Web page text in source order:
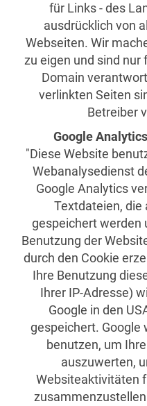
für Links - des
ausdrücklich von
Webseiten. Wir
zu eigen und sind nur
Domain
verlinkten Seiten
Betreiber
Google
"Diese Website
Webanalysedienst
Google Analytics
Textdateien, die
gespeichert werden
Benutzung der
durch den Cookie
Ihre Benutzung
Ihrer IP-Adresse)
Google in den
gespeichert. Google
benutzen, um
auszuwerten,
Websiteaktivitäten